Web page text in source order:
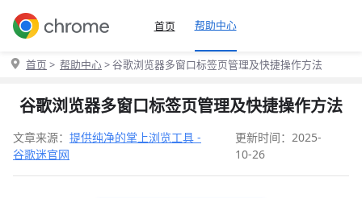
首页 帮助中心
首页 > 帮助中心> 谷歌浏览器多窗口标签页管理及快捷操作方法
谷歌浏览器多窗口标签页管理及快捷操作方法
文章来源： 提供纯净的掌上浏览工具 -
谷歌迷官网
更新时间：2025-
10-26